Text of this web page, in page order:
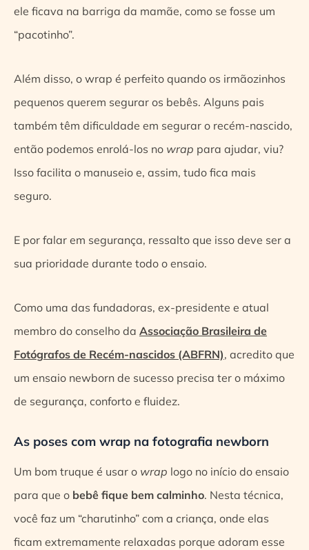
ele ficava na barriga da mamãe, como se fosse um
“pacotinho”.
Além disso, o wrap é perfeito quando os irmãozinhos
pequenos querem segurar os bebês. Alguns pais
também têm dificuldade em segurar o recém-nascido,
então podemos enrolá-los no wrap para ajudar, viu?
Isso facilita o manuseio e, assim, tudo fica mais
seguro.
E por falar em segurança, ressalto que isso deve ser a
sua prioridade durante todo o ensaio.
Como uma das fundadoras, ex-presidente e atual
membro do conselho da Associação Brasileira de
Fotógrafos de Recém-nascidos (ABFRN), acredito que
um ensaio newborn de sucesso precisa ter o máximo
de segurança, conforto e fluidez.
As poses com wrap na fotografia newborn
Um bom truque é usar o wrap logo no início do ensaio
para que o bebê fique bem calminho. Nesta técnica,
você faz um “charutinho” com a criança, onde elas
ficam extremamente relaxadas porque adoram esse